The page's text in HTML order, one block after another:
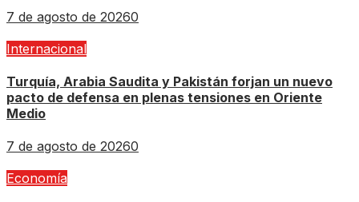
7 de agosto de 20260
Internacional
Turquía, Arabia Saudita y Pakistán forjan un nuevo
pacto de defensa en plenas tensiones en Oriente
Medio
7 de agosto de 20260
Economía